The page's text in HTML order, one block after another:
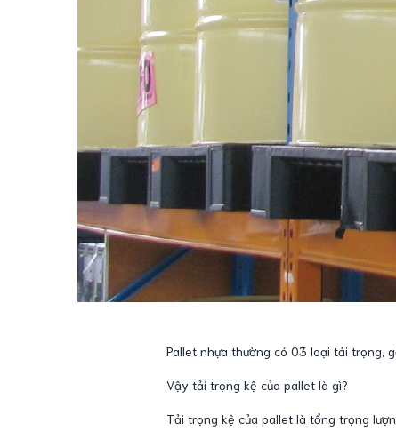
Pallet nhựa thường có 03 loại tải trọng,
Vậy tải trọng kệ của pallet là gì?
Tải trọng kệ của pallet là tổng trọng